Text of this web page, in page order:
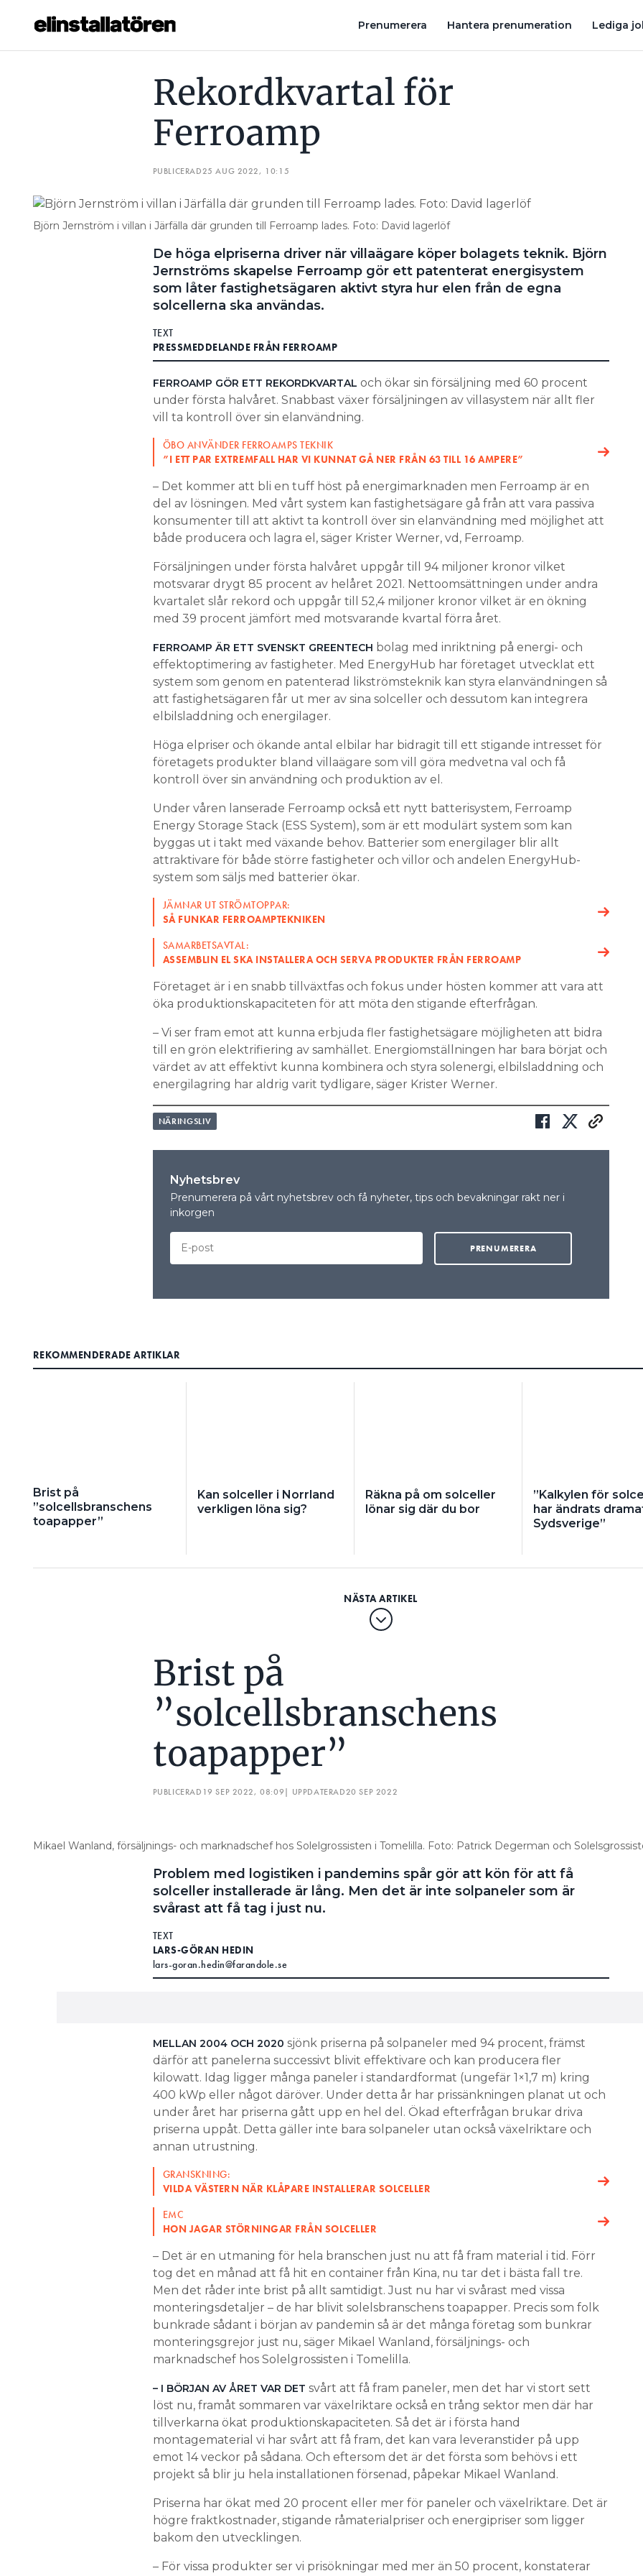
Prenumerera Hantera prenumeration Lediga
Hantera prenumeration
Annonsera
Läs E-tidningen
Rekordkvartal för
Ferroamp
PUBLICERAD25 AUG 2022, 10:15
Björn Jernström i villan i Järfälla där grunden till Ferroamp lades. Foto: David lagerlöf
De höga elpriserna driver när villaägare köper bolagets teknik. Björn
Jernströms skapelse Ferroamp gör ett patenterat energisystem
som låter fastighetsägaren aktivt styra hur elen från de egna
solcellerna ska användas.
TEXT
PRESSMEDDELANDE FRÅN FERROAMP
FERROAMP GÖR ETT REKORDKVARTAL och ökar sin försäljning med 60 procent
under första halvåret. Snabbast växer försäljningen av villasystem när allt fler
vill ta kontroll över sin elanvändning.
ÖBO ANVÄNDER FERROAMPS TEKNIK
”I ETT PAR EXTREMFALL HAR VI KUNNAT GÅ NER FRÅN 63 TILL 16 AMPERE”
– Det kommer att bli en tuff höst på energimarknaden men Ferroamp är en
del av lösningen. Med vårt system kan fastighetsägare gå från att vara passiva
konsumenter till att aktivt ta kontroll över sin elanvändning med möjlighet att
både producera och lagra el, säger Krister Werner, vd, Ferroamp.
Försäljningen under första halvåret uppgår till 94 miljoner kronor vilket
motsvarar drygt 85 procent av helåret 2021. Nettoomsättningen under andra
kvartalet slår rekord och uppgår till 52,4 miljoner kronor vilket är en ökning
med 39 procent jämfört med motsvarande kvartal förra året.
FERROAMP ÄR ETT SVENSKT GREENTECH bolag med inriktning på energi- och
effektoptimering av fastigheter. Med EnergyHub har företaget utvecklat ett
system som genom en patenterad likströmsteknik kan styra elanvändningen så
att fastighetsägaren får ut mer av sina solceller och dessutom kan integrera
elbilsladdning och energilager.
Höga elpriser och ökande antal elbilar har bidragit till ett stigande intresset för
företagets produkter bland villaägare som vill göra medvetna val och få
kontroll över sin användning och produktion av el.
Under våren lanserade Ferroamp också ett nytt batterisystem, Ferroamp
Energy Storage Stack (ESS System), som är ett modulärt system som kan
byggas ut i takt med växande behov. Batterier som energilager blir allt
attraktivare för både större fastigheter och villor och andelen EnergyHub-
system som säljs med batterier ökar.
JÄMNAR UT STRÖMTOPPAR:
SÅ FUNKAR FERROAMPTEKNIKEN
SAMARBETSAVTAL:
ASSEMBLIN EL SKA INSTALLERA OCH SERVA PRODUKTER FRÅN FERROAMP
Företaget är i en snabb tillväxtfas och fokus under hösten kommer att vara att
öka produktionskapaciteten för att möta den stigande efterfrågan.
– Vi ser fram emot att kunna erbjuda fler fastighetsägare möjligheten att bidra
till en grön elektrifiering av samhället. Energiomställningen har bara börjat och
värdet av att effektivt kunna kombinera och styra solenergi, elbilsladdning och
energilagring har aldrig varit tydligare, säger Krister Werner.
NÄRINGSLIV
Nyhetsbrev
Prenumerera på vårt nyhetsbrev och få nyheter, tips och bevakningar rakt ner i
inkorgen
REKOMMENDERADE ARTIKLAR
Brist på
”solcellsbranschens
toapapper”
Kan solceller i Norrland
verkligen löna sig?
Räkna på om solceller
lönar sig där du bor
”Kalkylen för
har ändrats
Sydsverige”
Brist på
”solcellsbranschens
toapapper”
PUBLICERAD 19 SEP 2022, 08:09| UPPDATERAD20 SEP 2022
Mikael Wanland, försäljnings- och marknadschef hos Solelgrossisten i Tomelilla. Foto: Patrick Degerman och
Problem med logistiken i pandemins spår gör att kön för att få
solceller installerade är lång. Men det är inte solpaneler som är
svårast att få tag i just nu.
TEXT
LARS-GÖRAN HEDIN
lars-goran.hedin@farandole.se
MELLAN 2004 OCH 2020 sjönk priserna på solpaneler med 94 procent, främst
därför att panelerna successivt blivit effektivare och kan producera fler
kilowatt. Idag ligger många paneler i standardformat (ungefär 1×1,7 m) kring
400 kWp eller något däröver. Under detta år har prissänkningen planat ut och
under året har priserna gått upp en hel del. Ökad efterfrågan brukar driva
priserna uppåt. Detta gäller inte bara solpaneler utan också växelriktare och
annan utrustning.
GRANSKNING:
VILDA VÄSTERN NÄR KLÅPARE INSTALLERAR SOLCELLER
EMC
HON JAGAR STÖRNINGAR FRÅN SOLCELLER
– Det är en utmaning för hela branschen just nu att få fram material i tid. Förr
tog det en månad att få hit en container från Kina, nu tar det i bästa fall tre.
Men det råder inte brist på allt samtidigt. Just nu har vi svårast med vissa
monteringsdetaljer – de har blivit solelsbranschens toapapper. Precis som folk
bunkrade sådant i början av pandemin så är det många företag som bunkrar
monteringsgrejor just nu, säger Mikael Wanland, försäljnings- och
marknadschef hos Solelgrossisten i Tomelilla.
– I BÖRJAN AV ÅRET VAR DET svårt att få fram paneler, men det har vi stort sett
löst nu, framåt sommaren var växelriktare också en trång sektor men där har
tillverkarna ökat produktionskapaciteten. Så det är i första hand
montagematerial vi har svårt att få fram, det kan vara leveranstider på upp
emot 14 veckor på sådana. Och eftersom det är det första som behövs i ett
projekt så blir ju hela installationen försenad, påpekar Mikael Wanland.
Priserna har ökat med 20 procent eller mer för paneler och växelriktare. Det är
högre fraktkostnader, stigande råmaterialpriser och energipriser som ligger
bakom den utvecklingen.
– För vissa produkter ser vi prisökningar med mer än 50 procent, konstaterar
REKORDKVARTAL FÖR FERROAMP BRIST PÅ ”SOLCELLSBRANSCHENS TOAPAPPER” KAN SOLCELLER I NORRLAND